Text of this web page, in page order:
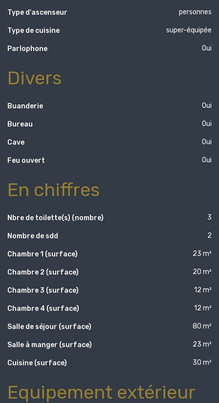
Type d'ascenseur personnes
Type de cuisine super-équipée
Parlophone Oui
Divers
Buanderie Oui
Bureau Oui
Cave Oui
Feu ouvert Oui
En chiffres
Nbre de toilette(s) (nombre) 3
Nombre de sdd 2
Chambre 1 (surface) 23 m²
Chambre 2 (surface) 20 m²
Chambre 3 (surface) 12 m²
Chambre 4 (surface) 12 m²
Salle de séjour (surface) 80 m²
Salle à manger (surface) 23 m²
Cuisine (surface) 30 m²
Equipement extérieur